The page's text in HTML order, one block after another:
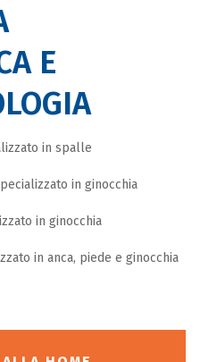
E
in spalle
in ginocchia
in ginocchia
in anca, piede e ginocchia